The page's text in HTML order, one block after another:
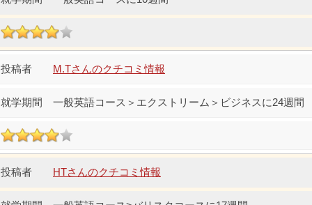
M.Tさんのクチコミ情報
一般英語コース＞エクストリーム＞ビジネスに24週間
HTさんのクチコミ情報